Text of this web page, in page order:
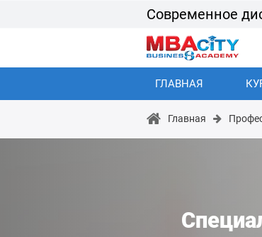
Современное
ГЛАВНАЯ
Главная